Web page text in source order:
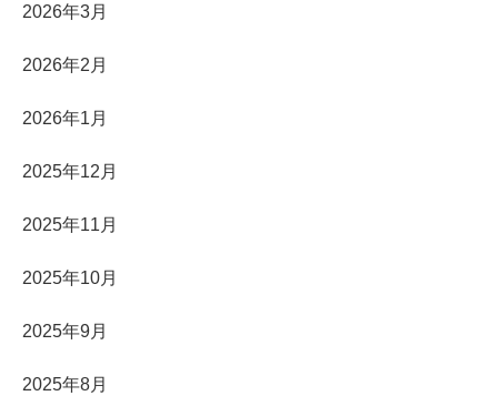
2026年3月
2026年2月
2026年1月
2025年12月
2025年11月
2025年10月
2025年9月
2025年8月